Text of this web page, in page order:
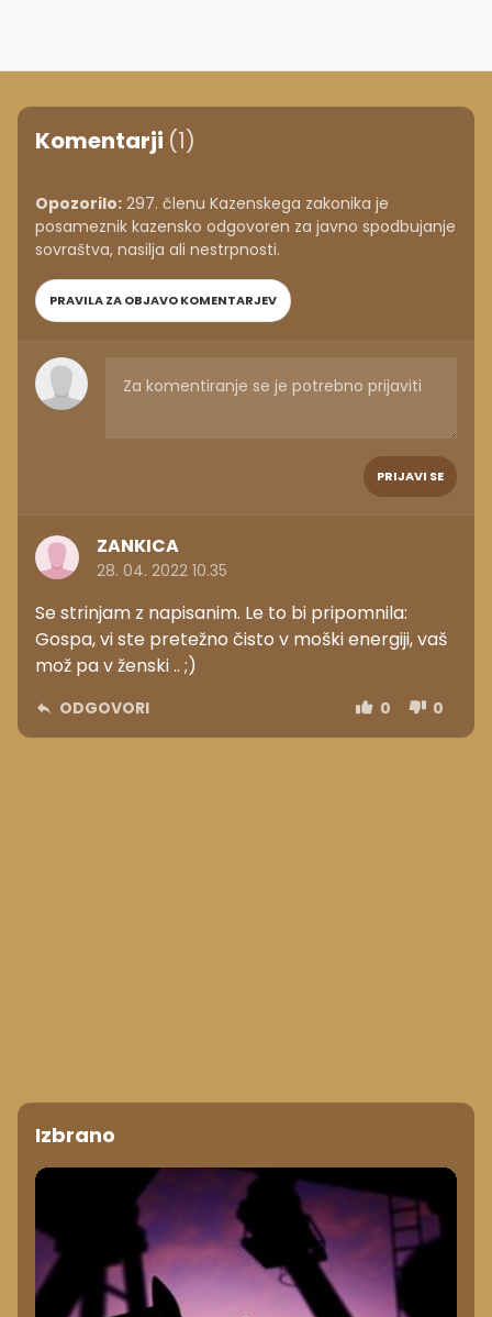
Komentarji (1)
Opozorilo: 297. členu Kazenskega zakonika je
posameznik kazensko odgovoren za javno spodbujanje
sovraštva, nasilja ali nestrpnosti.
PRAVILA ZA OBJAVO KOMENTARJEV
PRIJAVI SE
ZANKICA
28. 04. 2022 10.35
Se strinjam z napisanim. Le to bi pripomnila:
Gospa, vi ste pretežno čisto v moški energiji, vaš
mož pa v ženski .. ;)
ODGOVORI 0 0
Izbrano